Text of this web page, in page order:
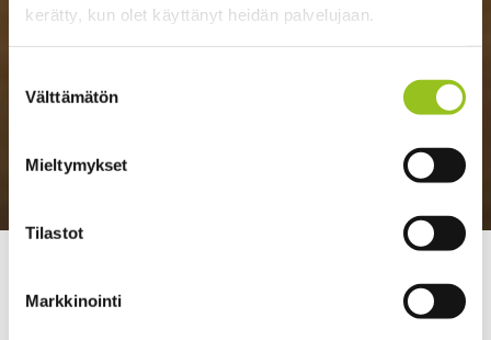
kerätty, kun olet käyttänyt heidän palvelujaan.
valinta
Välttämätön
Mieltymykset
Tilastot
Markkinointi